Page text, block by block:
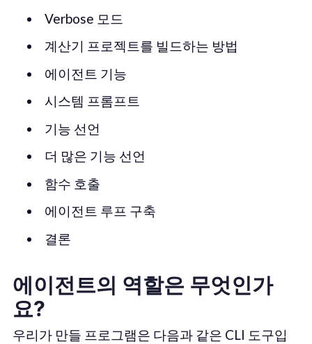
Verbose 모드
계산기 프로젝트를 빌드하는 방법
에이전트 기능
시스템 프롬프트
기능 선언
더 많은 기능 선언
함수 호출
에이전트 루프 구축
결론
에이전트의 역할은 무엇인가
요?
우리가 만들 프로그램은 다음과 같은 CLI 도구입